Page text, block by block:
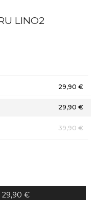
LINO2
29,90 €
29,90 €
39,90 €
29,90 €